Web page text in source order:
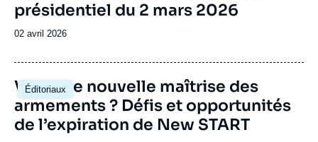
présidentiel du 2 mars 2026
Date
publication
02 avril 2026
Éditoriaux
Image
principale
Vers une nouvelle maîtrise des
armements ? Défis et opportunités
de l’expiration de New START